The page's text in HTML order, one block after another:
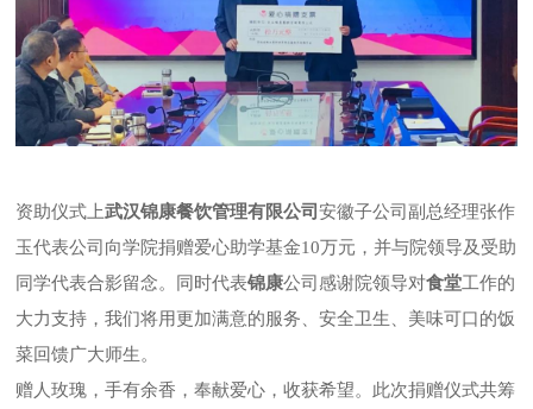
资助仪式上武汉锦康餐饮管理有限公司安徽子公司副总经理张作
玉代表公司向学院捐赠爱心助学基金10万元，并与院领导及受助
同学代表合影留念。同时代表锦康公司感谢院领导对食堂工作的
大力支持，我们将用更加满意的服务、安全卫生、美味可口的饭
菜回馈广大师生。
赠人玫瑰，手有余香，奉献爱心，收获希望。此次捐赠仪式共筹